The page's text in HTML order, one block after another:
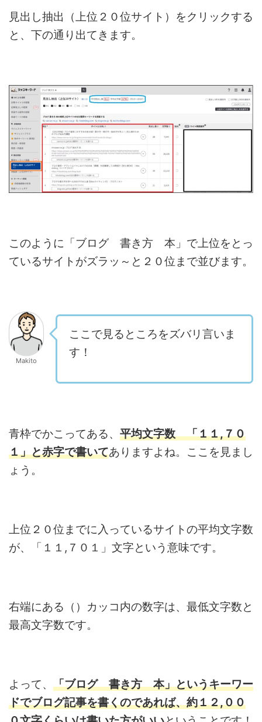
見出し抽出（上位２０位サイト）をクリックする
と、下の通り出てきます。
このように「ブログ 書き方 本」で上位をとっ
ているサイトがズラッ～と２０位まで並びます。
Makito
ここで見るところをズバリ言いま
す！
青枠でかこってある、 平均文字数 「１１,７０
１」と赤字で書いてありますよね。ここを見まし
ょう。
上位２０位までに入っているサイトの平均文字数
が、「１１,７０１」文字という意味です。
右端にある（）カッコ内の数字は、最低文字数と
最高文字数です。
よって、 「ブログ 書き方 本」というキーワー
ドでブログ記事を書くのであれば、約１２,００